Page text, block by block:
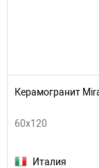
Керамогранит
60x120
Италия